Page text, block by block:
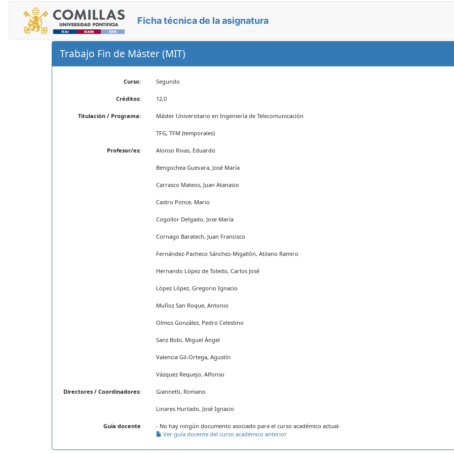
Ficha técnica de la asignatura
Trabajo Fin de Máster (MIT)
Curso: Segundo
Créditos: 12,0
Titulación / Programa: Máster Universitario en Ingeniería de Telecomunicación
TFG, TFM (temporales)
Profesor/es: Alonso Rivas, Eduardo
Bengochea Guevara, José María
Carrasco Mateos, Juan Atanasio
Castro Ponce, Mario
Cogollor Delgado, Jose María
Cornago Baratech, Juan Francisco
Fernández-Pacheco Sánchez-Migallón, Atilano Ramiro
Hernando López de Toledo, Carlos José
López López, Gregorio Ignacio
Muñoz San Roque, Antonio
Olmos González, Pedro Celestino
Sanz Bobi, Miguel Ángel
Valencia Gil-Ortega, Agustín
Vázquez Requejo, Alfonso
Directores / Coordinadores: Giannetti, Romano
Linares Hurtado, José Ignacio
Guía docente
- No hay ningún documento asociado para el curso académico actual-
Ver guía docente del curso académico anterior